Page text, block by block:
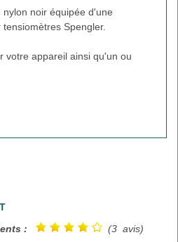
nylon noir équipée d'une
Spengler.
votre appareil ainsi qu'un ou
:
(3 avis)